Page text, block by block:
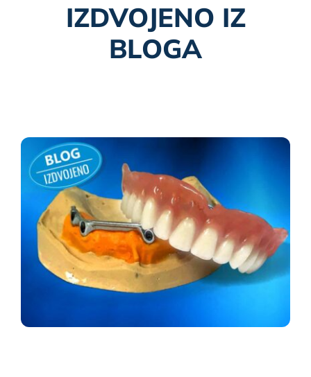
IZDVOJENO IZ
BLOGA